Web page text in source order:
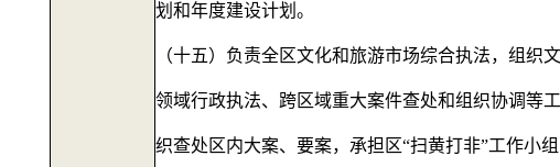
划和年度建设计划。
（十五）负责全区文化和旅游市场综合执法，组织
领域行政执法、跨区域重大案件查处和组织协调等
织查处区内大案、要案，承担区“扫黄打非”工作小组